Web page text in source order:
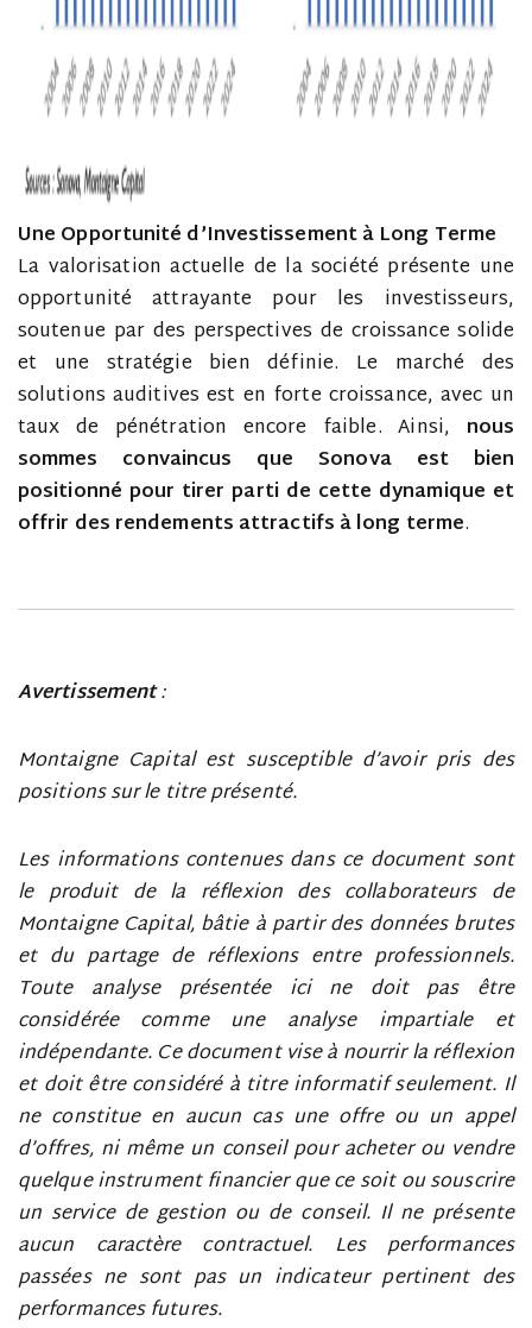
Une Opportunité d’Investissement à Long Terme
La valorisation actuelle de la société présente une
opportunité attrayante pour les investisseurs,
soutenue par des perspectives de croissance solide
et une stratégie bien définie. Le marché des
solutions auditives est en forte croissance, avec un
taux de pénétration encore faible. Ainsi, nous
sommes convaincus que Sonova est bien
positionné pour tirer parti de cette dynamique et
offrir des rendements attractifs à long terme.
Avertissement:
Montaigne Capital est susceptible d’avoir pris des
positions sur le titre présenté.
Les informations contenues dans ce document sont
le produit de la réflexion des collaborateurs de
Montaigne Capital, bâtie à partir des données brutes
et du partage de réflexions entre professionnels.
Toute analyse présentée ici ne doit pas être
considérée comme une analyse impartiale et
indépendante. Ce document vise à nourrir la réflexion
et doit être considéré à titre informatif seulement. Il
ne constitue en aucun cas une offre ou un appel
d’offres, ni même un conseil pour acheter ou vendre
quelque instrument financier que ce soit ou souscrire
un service de gestion ou de conseil. Il ne présente
aucun caractère contractuel. Les performances
passées ne sont pas un indicateur pertinent des
performances futures.